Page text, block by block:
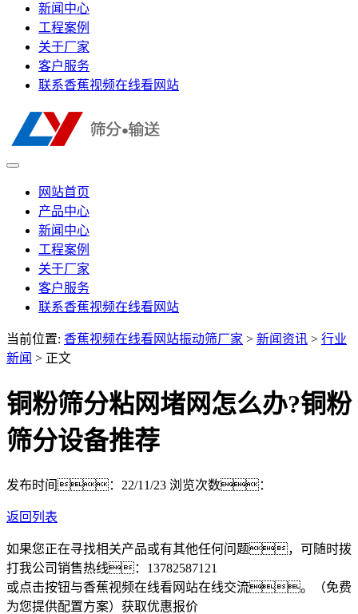
新闻中心
工程案例
关于厂家
客户服务
联系香蕉视频在线看网站
网站首页
产品中心
新闻中心
工程案例
关于厂家
客户服务
联系香蕉视频在线看网站
当前位置: 香蕉视频在线看网站振动筛厂家 > 新闻资讯 > 行业
新闻 > 正文
铜粉筛分粘网堵网怎么办?铜粉
筛分设备推荐
发布时间：22/11/23 浏览次数：
返回列表
如果您正在寻找相关产品或有其他任何问题，可随时拨
打我公司销售热线： 13782587121
或点击按钮与香蕉视频在线看网站在线交流。（免费
为您提供配置方案） 获取优惠报价